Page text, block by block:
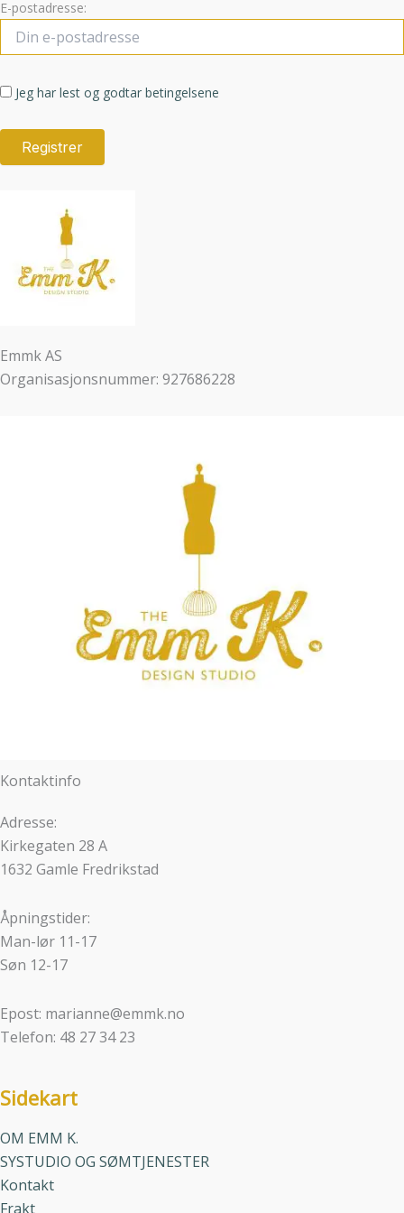
E-postadresse:
Jeg har lest og godtar betingelsene
Emmk AS
Organisasjonsnummer: 927686228
Kontaktinfo
Adresse:
Kirkegaten 28 A
1632 Gamle Fredrikstad
Åpningstider:
Man-lør 11-17
Søn 12-17
Epost: marianne@emmk.no
Telefon: 48 27 34 23
Sidekart
OM EMM K.
SYSTUDIO OG SØMTJENESTER
Kontakt
Frakt